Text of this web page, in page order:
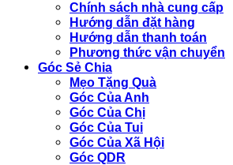
Chính sách nhà cung cấp
Hướng dẫn đặt hàng
Hướng dẫn thanh toán
Phương thức vận chuyển
Góc Sẻ Chia
Mẹo Tặng Quà
Góc Của Anh
Góc Của Chị
Góc Của Tui
Góc Của Xã Hội
Góc QDR